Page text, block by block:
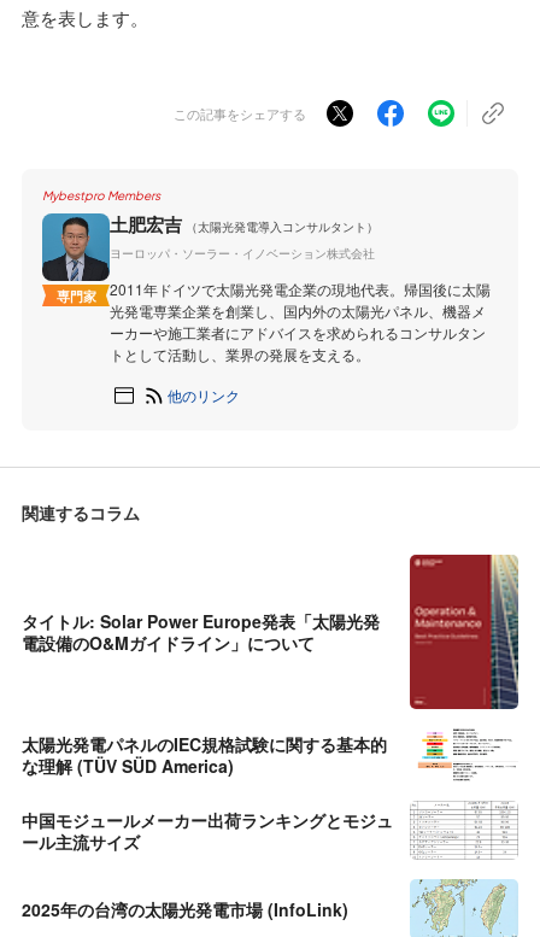
意を表します。
この記事をシェアする
Mybestpro Members
専門家
土肥宏吉
（太陽光発電導入コンサルタント）
ヨーロッパ・ソーラー・イノベーション株式会社
2011年ドイツで太陽光発電企業の現地代表。帰国後に太陽
光発電専業企業を創業し、国内外の太陽光パネル、機器メ
ーカーや施工業者にアドバイスを求められるコンサルタン
トとして活動し、業界の発展を支える。
他のリンク
関連するコラム
タイトル: Solar Power Europe発表「太陽光発
電設備のO&Mガイドライン」について
太陽光発電パネルのIEC規格試験に関する基本的
な理解 (TÜV SÜD America)
中国モジュールメーカー出荷ランキングとモジュ
ール主流サイズ
2025年の台湾の太陽光発電市場 (InfoLink)